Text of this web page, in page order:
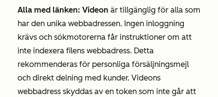
Alla med länken: Videon är tillgänglig för alla som
har den unika webbadressen. Ingen inloggning
krävs och sökmotorerna får instruktioner om att
inte indexera filens webbadress. Detta
rekommenderas för personliga försäljningsmejl
och direkt delning med kunder. Videons
webbadress skyddas av en token som inte går att